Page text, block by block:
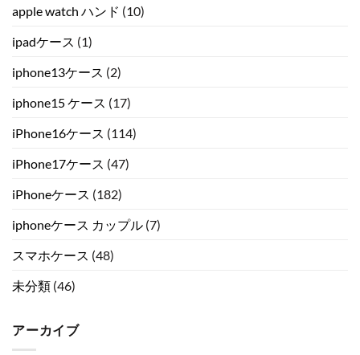
apple watch ハンド (10)
ipadケース (1)
iphone13ケース (2)
iphone15 ケース (17)
iPhone16ケース (114)
iPhone17ケース (47)
iPhoneケース (182)
iphoneケース カップル (7)
スマホケース (48)
未分類 (46)
アーカイブ